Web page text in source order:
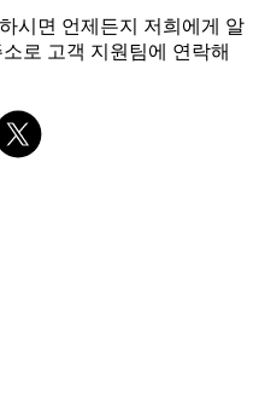
시면 언제든지 저희에게 알
로 고객 지원팀에 연락해